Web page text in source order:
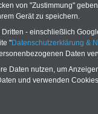
2017/07-08:
von nur
15,00
Laufzeit von 12
von "Zustimmung"
Gerät zu speichern.
- einschließlich
"Datenschutzerklärung &
Daten
Daten nutzen, um
und verwenden